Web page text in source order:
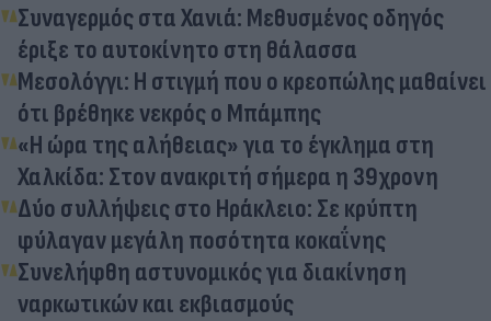
Συναγερμός στα Χανιά: Μεθυσμένος οδηγός
έριξε το αυτοκίνητο στη θάλασσα
Μεσολόγγι: Η στιγμή που ο κρεοπώλης μαθαίνει
ότι βρέθηκε νεκρός ο Μπάμπης
«Η ώρα της αλήθειας» για το έγκλημα στη
Χαλκίδα: Στον ανακριτή σήμερα η 39χρονη
Δύο συλλήψεις στο Ηράκλειο: Σε κρύπτη
φύλαγαν μεγάλη ποσότητα κοκαΐνης
Συνελήφθη αστυνομικός για διακίνηση
ναρκωτικών και εκβιασμούς